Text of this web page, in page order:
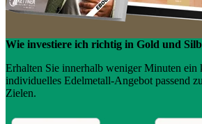
Wie investiere ich richtig in Gold und
Erhalten Sie innerhalb weniger Minuten ein
individuelles Edelmetall-Angebot passend
Zielen.